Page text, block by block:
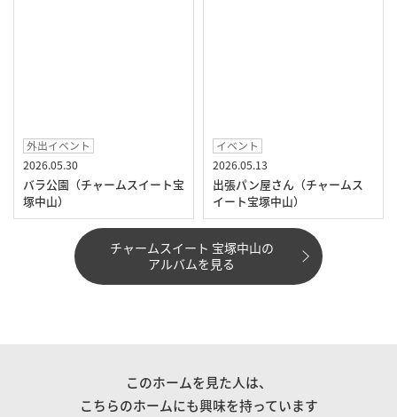
外出イベント
2026.05.30
バラ公園（チャームスイート宝
塚中山）
イベント
2026.05.13
出張パン屋さん（チャームス
イート宝塚中山）
チャームスイート 宝塚中山の
アルバムを見る
このホームを見た人は、
こちらのホームにも興味を持っています